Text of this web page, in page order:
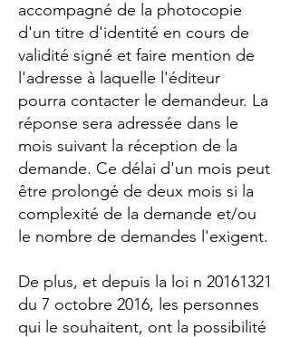
accompagné de la photocopie
d'un titre d'identité en cours de
validité signé et faire mention de
l'adresse à laquelle l'éditeur
pourra contacter le demandeur. La
réponse sera adressée dans le
mois suivant la réception de la
demande. Ce délai d'un mois peut
être prolongé de deux mois si la
complexité de la demande et/ou
le nombre de demandes l'exigent.
De plus, et depuis la loi n 20161321
du 7 octobre 2016, les personnes
qui le souhaitent, ont la possibilité